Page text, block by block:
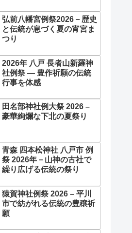
弘前八幡宮例祭2026－歴史
と伝統が息づく夏の宵宮ま
つり
2026年 八戸 長者山新羅神
社例祭 ― 豊作祈願の伝統
行事を体感
田名部神社例大祭 2026 –
豪華絢爛な下北の夏祭り
青森 四本松神社 八戸市 例
祭 2026年－山神の古社で
繰り広げる伝統の祭り
猿賀神社例祭 2026 – 平川
市で紡がれる伝統の豊穣祈
願